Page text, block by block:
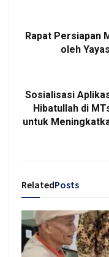
Rapat Persiapan
oleh
Sosialisasi
Hibatullah di
untuk
RelatedPosts